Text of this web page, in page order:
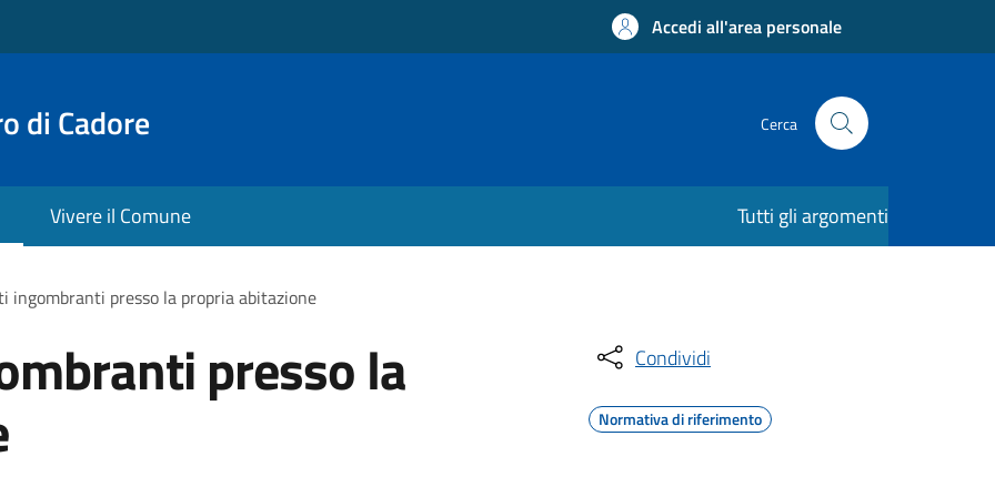
Accedi all'area personale
di Cadore Cerca
Vivere il Comune Tutti gli argomenti
ingombranti presso la propria abitazione
presso la Condividi
Normativa di riferimento